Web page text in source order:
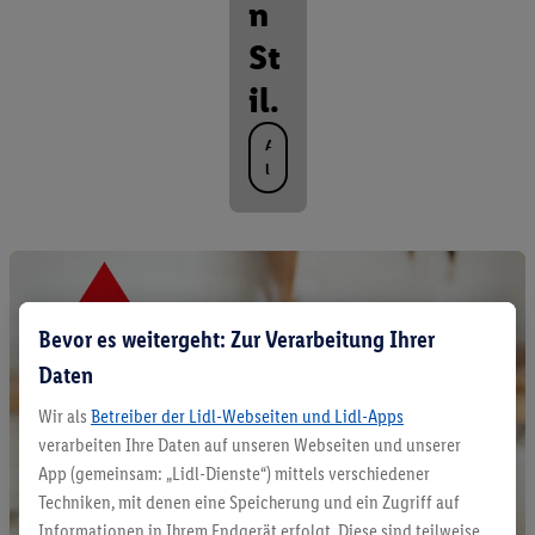
n
St
il.
A
l
l
e
u
e
e
n
t
d
e
Bevor es weitergeht: Zur Verarbeitung Ihrer
Daten
Wir als Betreiber der Lidl-Webseiten und Lidl-Apps
verarbeiten Ihre Daten auf unseren Webseiten und unserer
App (gemeinsam: „Lidl-Dienste“) mittels verschiedener
Techniken, mit denen eine Speicherung und ein Zugriff auf